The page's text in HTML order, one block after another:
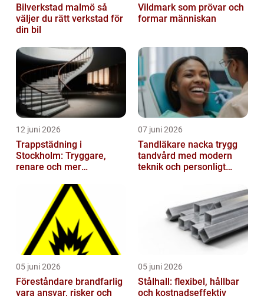
Bilverkstad malmö så
väljer du rätt verkstad för
din bil
Vildmark som prövar och
formar människan
12 juni 2026
Trappstädning i
Stockholm: Tryggare,
renare och mer
07 juni 2026
Tandläkare nacka trygg
tandvård med modern
teknik och personligt
05 juni 2026
Föreståndare brandfarlig
vara ansvar, risker och
05 juni 2026
Stålhall: flexibel, hållbar
och kostnadseffektiv